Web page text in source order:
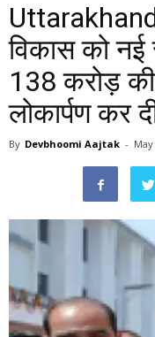
विकास को नई
138 करोड़
लोकार्पण कर
By Devbhoomi Aajtak -